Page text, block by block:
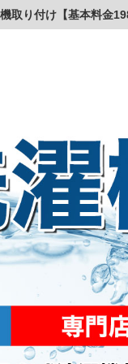
取り付け【基本料金